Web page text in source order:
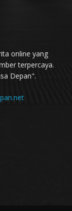
online yang
terpercaya.
Depan".